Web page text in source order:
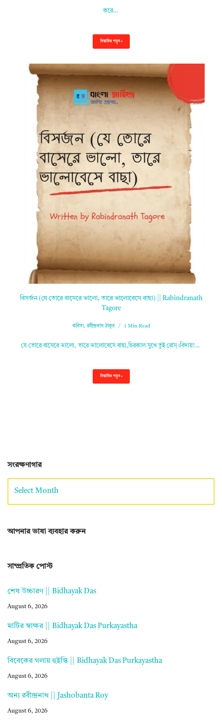
করে…
বিস্তারিত পড়ুন »
বিসর্জন (যে তোরে বাসেরে ভালো, তারে ভালোবেসে বাছা) || Rabindranath
Tagore
কবিতা,রবীন্দ্রনাথ ঠাকুর 1 Min Read
যে তোরে বাসেরে ভালো, তারে ভালোবেসে বাছা,চিরকাল সুখে তুই রোস্‌।বিদায়!…
বিস্তারিত পড়ুন »
সংরক্ষণাগার
আপনার ভাষা ব্যবহার করুন
সাম্প্রতিক পোস্ট
শেষ উচ্চারণ || Bidhayak Das
August 6, 2026
মাটির স্বাক্ষর || Bidhayak Das Purkayastha
August 6, 2026
বিবেকের গলায় হুইস্কি || Bidhayak Das Purkayastha
August 6, 2026
অন্য রবীন্দ্রনাথ || Jashobanta Roy
August 6, 2026